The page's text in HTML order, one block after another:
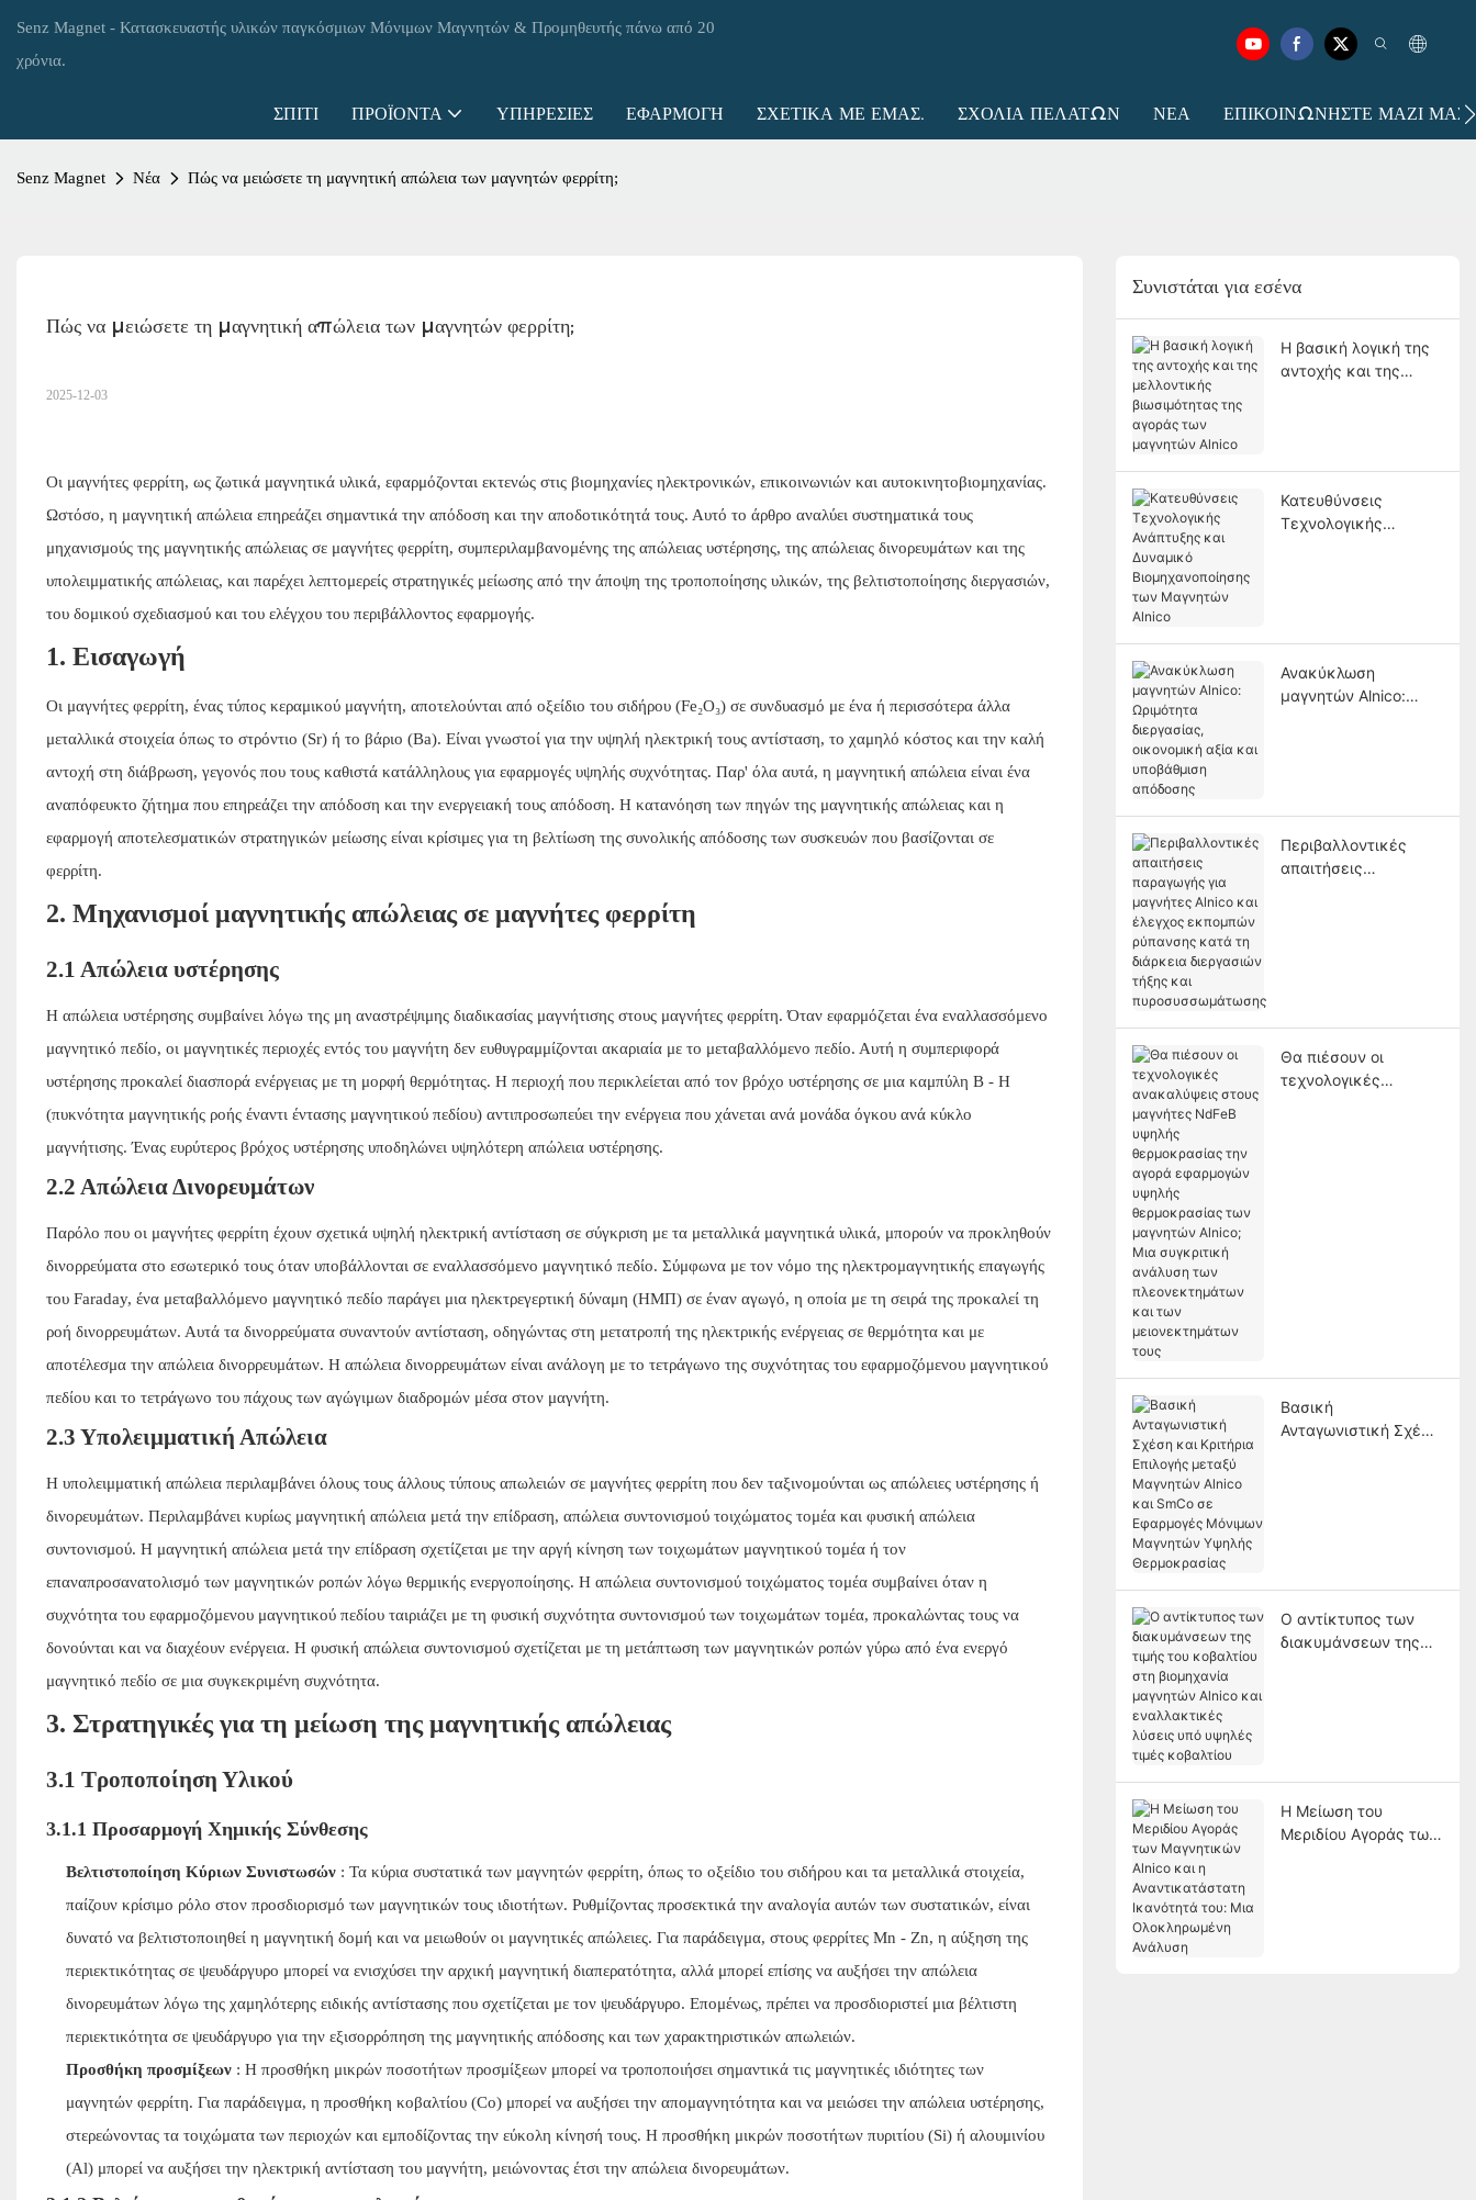
Senz Magnet - Κατασκευαστής υλικών παγκόσμιων Μόνιμων Μαγνητών & Προμηθευτής πάνω από 20
χρόνια.
ΣΠΊΤΙ ΠΡΟΪΌΝΤΑ ΥΠΗΡΕΣΊΕΣ ΕΦΑΡΜΟΓΉ ΣΧΕΤΙΚΆ ΜΕ ΕΜΆΣ. ΣΧΌΛΙΑ ΠΕΛΑΤΏΝ ΝΈΑ ΕΠΙΚΟΙΝΩΝΉΣΤΕ ΜΑΖΊ ΜΑΣ.
Senz Magnet Νέα Πώς να μειώσετε τη μαγνητική απώλεια των μαγνητών φερρίτη;
Πώς να μειώσετε τη μαγνητική απώλεια των μαγνητών φερρίτη;
2025-12-03
Οι μαγνήτες φερρίτη, ως ζωτικά μαγνητικά υλικά, εφαρμόζονται εκτενώς στις βιομηχανίες ηλεκτρονικών, επικοινωνιών και αυτοκινητοβιομηχανίας.
Ωστόσο, η μαγνητική απώλεια επηρεάζει σημαντικά την απόδοση και την αποδοτικότητά τους. Αυτό το άρθρο αναλύει συστηματικά τους
μηχανισμούς της μαγνητικής απώλειας σε μαγνήτες φερρίτη, συμπεριλαμβανομένης της απώλειας υστέρησης, της απώλειας δινορευμάτων και της
υπολειμματικής απώλειας, και παρέχει λεπτομερείς στρατηγικές μείωσης από την άποψη της τροποποίησης υλικών, της βελτιστοποίησης διεργασιών,
του δομικού σχεδιασμού και του ελέγχου του περιβάλλοντος εφαρμογής.
1. Εισαγωγή
Οι μαγνήτες φερρίτη, ένας τύπος κεραμικού μαγνήτη, αποτελούνται από οξείδιο του σιδήρου (Fe₂O₃) σε συνδυασμό με ένα ή περισσότερα άλλα
μεταλλικά στοιχεία όπως το στρόντιο (Sr) ή το βάριο (Ba). Είναι γνωστοί για την υψηλή ηλεκτρική τους αντίσταση, το χαμηλό κόστος και την καλή
αντοχή στη διάβρωση, γεγονός που τους καθιστά κατάλληλους για εφαρμογές υψηλής συχνότητας. Παρ' όλα αυτά, η μαγνητική απώλεια είναι ένα
αναπόφευκτο ζήτημα που επηρεάζει την απόδοση και την ενεργειακή τους απόδοση. Η κατανόηση των πηγών της μαγνητικής απώλειας και η
εφαρμογή αποτελεσματικών στρατηγικών μείωσης είναι κρίσιμες για τη βελτίωση της συνολικής απόδοσης των συσκευών που βασίζονται σε
φερρίτη.
2. Μηχανισμοί μαγνητικής απώλειας σε μαγνήτες φερρίτη
2.1 Απώλεια υστέρησης
Η απώλεια υστέρησης συμβαίνει λόγω της μη αναστρέψιμης διαδικασίας μαγνήτισης στους μαγνήτες φερρίτη. Όταν εφαρμόζεται ένα εναλλασσόμενο
μαγνητικό πεδίο, οι μαγνητικές περιοχές εντός του μαγνήτη δεν ευθυγραμμίζονται ακαριαία με το μεταβαλλόμενο πεδίο. Αυτή η συμπεριφορά
υστέρησης προκαλεί διασπορά ενέργειας με τη μορφή θερμότητας. Η περιοχή που περικλείεται από τον βρόχο υστέρησης σε μια καμπύλη B - H
(πυκνότητα μαγνητικής ροής έναντι έντασης μαγνητικού πεδίου) αντιπροσωπεύει την ενέργεια που χάνεται ανά μονάδα όγκου ανά κύκλο
μαγνήτισης. Ένας ευρύτερος βρόχος υστέρησης υποδηλώνει υψηλότερη απώλεια υστέρησης.
2.2 Απώλεια Δινορευμάτων
Παρόλο που οι μαγνήτες φερρίτη έχουν σχετικά υψηλή ηλεκτρική αντίσταση σε σύγκριση με τα μεταλλικά μαγνητικά υλικά, μπορούν να προκληθούν
δινορρεύματα στο εσωτερικό τους όταν υποβάλλονται σε εναλλασσόμενο μαγνητικό πεδίο. Σύμφωνα με τον νόμο της ηλεκτρομαγνητικής επαγωγής
του Faraday, ένα μεταβαλλόμενο μαγνητικό πεδίο παράγει μια ηλεκτρεγερτική δύναμη (ΗΜΠ) σε έναν αγωγό, η οποία με τη σειρά της προκαλεί τη
ροή δινορρευμάτων. Αυτά τα δινορρεύματα συναντούν αντίσταση, οδηγώντας στη μετατροπή της ηλεκτρικής ενέργειας σε θερμότητα και με
αποτέλεσμα την απώλεια δινορρευμάτων. Η απώλεια δινορρευμάτων είναι ανάλογη με το τετράγωνο της συχνότητας του εφαρμοζόμενου μαγνητικού
πεδίου και το τετράγωνο του πάχους των αγώγιμων διαδρομών μέσα στον μαγνήτη.
2.3 Υπολειμματική Απώλεια
Η υπολειμματική απώλεια περιλαμβάνει όλους τους άλλους τύπους απωλειών σε μαγνήτες φερρίτη που δεν ταξινομούνται ως απώλειες υστέρησης ή
δινορευμάτων. Περιλαμβάνει κυρίως μαγνητική απώλεια μετά την επίδραση, απώλεια συντονισμού τοιχώματος τομέα και φυσική απώλεια
συντονισμού. Η μαγνητική απώλεια μετά την επίδραση σχετίζεται με την αργή κίνηση των τοιχωμάτων μαγνητικού τομέα ή τον
επαναπροσανατολισμό των μαγνητικών ροπών λόγω θερμικής ενεργοποίησης. Η απώλεια συντονισμού τοιχώματος τομέα συμβαίνει όταν η
συχνότητα του εφαρμοζόμενου μαγνητικού πεδίου ταιριάζει με τη φυσική συχνότητα συντονισμού των τοιχωμάτων τομέα, προκαλώντας τους να
δονούνται και να διαχέουν ενέργεια. Η φυσική απώλεια συντονισμού σχετίζεται με τη μετάπτωση των μαγνητικών ροπών γύρω από ένα ενεργό
μαγνητικό πεδίο σε μια συγκεκριμένη συχνότητα.
3. Στρατηγικές για τη μείωση της μαγνητικής απώλειας
3.1 Τροποποίηση Υλικού
3.1.1 Προσαρμογή Χημικής Σύνθεσης
Βελτιστοποίηση Κύριων Συνιστωσών: Τα κύρια συστατικά των μαγνητών φερρίτη, όπως το οξείδιο του σιδήρου και τα μεταλλικά στοιχεία,
παίζουν κρίσιμο ρόλο στον προσδιορισμό των μαγνητικών τους ιδιοτήτων. Ρυθμίζοντας προσεκτικά την αναλογία αυτών των συστατικών, είναι
δυνατό να βελτιστοποιηθεί η μαγνητική δομή και να μειωθούν οι μαγνητικές απώλειες. Για παράδειγμα, στους φερρίτες Mn - Zn, η αύξηση της
περιεκτικότητας σε ψευδάργυρο μπορεί να ενισχύσει την αρχική μαγνητική διαπερατότητα, αλλά μπορεί επίσης να αυξήσει την απώλεια
δινορευμάτων λόγω της χαμηλότερης ειδικής αντίστασης που σχετίζεται με τον ψευδάργυρο. Επομένως, πρέπει να προσδιοριστεί μια βέλτιστη
περιεκτικότητα σε ψευδάργυρο για την εξισορρόπηση της μαγνητικής απόδοσης και των χαρακτηριστικών απωλειών.
Προσθήκη προσμίξεων: Η προσθήκη μικρών ποσοτήτων προσμίξεων μπορεί να τροποποιήσει σημαντικά τις μαγνητικές ιδιότητες των
μαγνητών φερρίτη. Για παράδειγμα, η προσθήκη κοβαλτίου (Co) μπορεί να αυξήσει την απομαγνητότητα και να μειώσει την απώλεια υστέρησης,
στερεώνοντας τα τοιχώματα των περιοχών και εμποδίζοντας την εύκολη κίνησή τους. Η προσθήκη μικρών ποσοτήτων πυριτίου (Si) ή αλουμινίου
(Al) μπορεί να αυξήσει την ηλεκτρική αντίσταση του μαγνήτη, μειώνοντας έτσι την απώλεια δινορευμάτων.
Συνιστάται για εσένα
Η βασική λογική της
αντοχής και της
Κατευθύνσεις
Τεχνολογικής
Ανακύκλωση
μαγνητών Alnico:
Περιβαλλοντικές
απαιτήσεις
πυροσυσσωμάτωσης
Θα πιέσουν οι
τεχνολογικές
Βασική
Ανταγωνιστική Σχέση
Ο αντίκτυπος των
διακυμάνσεων της
κοβαλτίου
Η Μείωση του
Μεριδίου Αγοράς των